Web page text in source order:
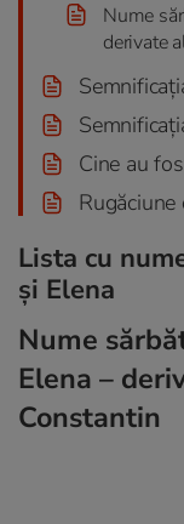
Nume
derivate
Cine au
Lista cu
și Elena
Nume
Elena –
Constantin